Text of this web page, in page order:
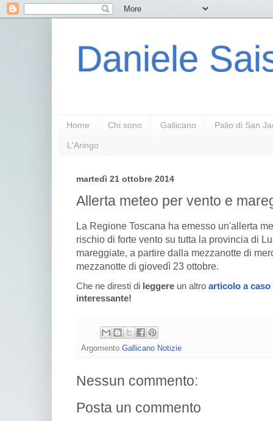
Daniele
Home Chi sono Gallicano Palio di San
L'Aringo
martedì 21 ottobre 2014
Allerta meteo per vento e
La Regione Toscana ha emesso un'allerta
rischio di forte vento su tutta la provincia di
mareggiate, a partire dalla mezzanotte di
mezzanotte di giovedì 23 ottobre.
Che ne diresti di leggere un altro articolo a caso
interessante!
Argomento Gallicano Notizie
Nessun commento:
Posta un commento